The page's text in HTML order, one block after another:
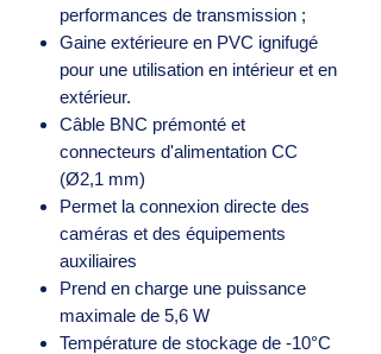
performances de transmission ;
Gaine extérieure en PVC ignifugé
pour une utilisation en intérieur et en
extérieur.
Câble BNC prémonté et
connecteurs d'alimentation CC
(Ø2,1 mm)
Permet la connexion directe des
caméras et des équipements
auxiliaires
Prend en charge une puissance
maximale de 5,6 W
Température de stockage de -10°C